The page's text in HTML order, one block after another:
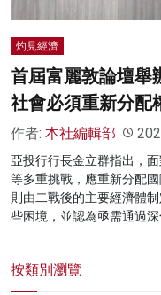
灼見經濟
首屆富麗敦論壇舉
社會必須重新分配
作者: 本社編輯部
亞投行行長金立群指出，
等多重挑戰，應重新分配
則由二戰後的主要經濟體
些困境，並認為亟需通過
按類別瀏覽